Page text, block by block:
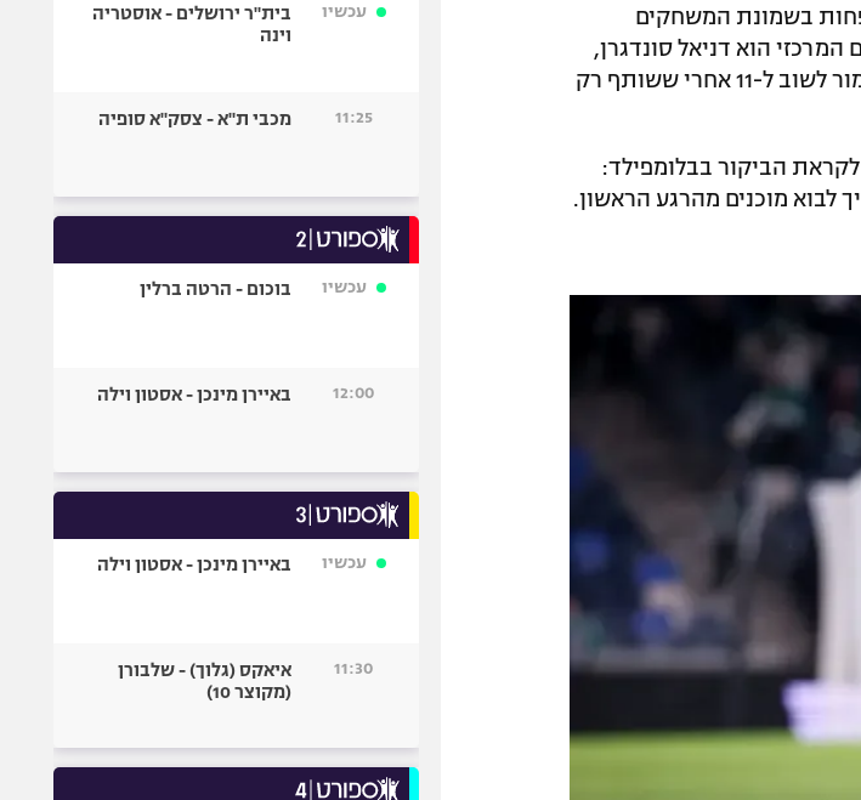
בשמונת המשחקים
הוא דניאל סונדגרן,
כאשר שון גולדברג ורמי גרשון חזרו גם הוא לכשירות. צ'ארון שרי אמור לשוב ל-11 אחרי ששותף רק
הביקור בבלומפילד:
לבוא מוכנים מהרגע הראשון.
עכשיו
בית"ר ירושלים - אוסטריה
וינה
11:25 מכבי ת"א - צסק"א סופיה
עכשיו בוכום - הרטה ברלין
12:00 באיירן מינכן - אסטון וילה
עכשיו באיירן מינכן - אסטון וילה
11:30
איאקס (גלוך) - שלבורן
(מקוצר 10)